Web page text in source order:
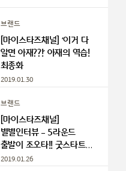
브랜드
[마이스타즈채널] ‘이거 다
알면 아재??!’ 아재의 역습!
최종화
2019.01.30
브랜드
[마이스타즈채널]
별별인터뷰 – 5라운드
출발이 조오타!! 굿스타트
승리의 주역은?
2019.01.26